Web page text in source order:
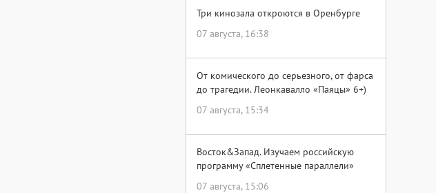
Три кинозала откроются в Оренбурге
07 августа, 16:38
От комического до серьезного, от фарса
до трагедии. Леонкавалло «Паяцы» 6+)
07 августа, 15:34
Восток&Запад. Изучаем российскую
программу «Сплетенные параллели»
07 августа, 15:06